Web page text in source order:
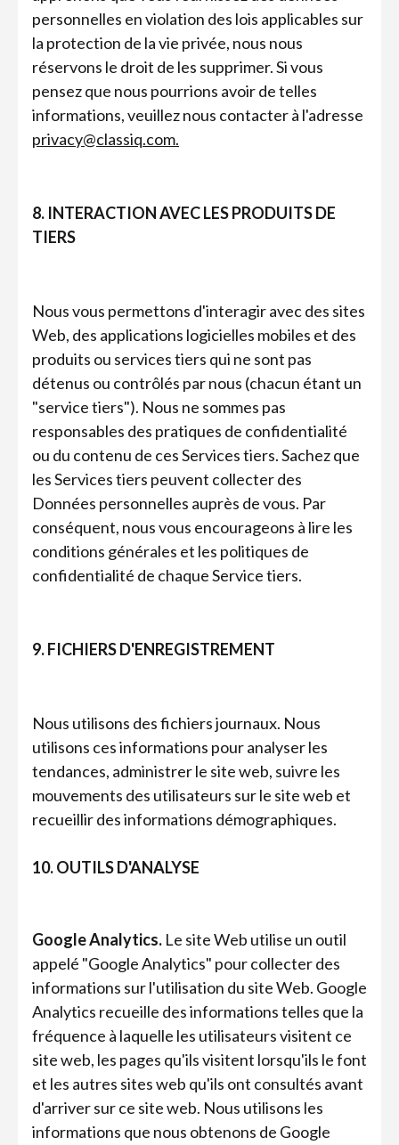
personnelles en violation des lois applicables sur
la protection de la vie privée, nous nous
réservons le droit de les supprimer. Si vous
pensez que nous pourrions avoir de telles
informations, veuillez nous contacter à l'adresse
privacy@classiq.com.
8. INTERACTION AVEC LES PRODUITS DE
TIERS
Nous vous permettons d'interagir avec des sites
Web, des applications logicielles mobiles et des
produits ou services tiers qui ne sont pas
détenus ou contrôlés par nous (chacun étant un
"service tiers"). Nous ne sommes pas
responsables des pratiques de confidentialité
ou du contenu de ces Services tiers. Sachez que
les Services tiers peuvent collecter des
Données personnelles auprès de vous. Par
conséquent, nous vous encourageons à lire les
conditions générales et les politiques de
confidentialité de chaque Service tiers.
9. FICHIERS D'ENREGISTREMENT
Nous utilisons des fichiers journaux. Nous
utilisons ces informations pour analyser les
tendances, administrer le site web, suivre les
mouvements des utilisateurs sur le site web et
recueillir des informations démographiques.
10. OUTILS D'ANALYSE
Google Analytics. Le site Web utilise un outil
appelé "Google Analytics" pour collecter des
informations sur l'utilisation du site Web. Google
Analytics recueille des informations telles que la
fréquence à laquelle les utilisateurs visitent ce
site web, les pages qu'ils visitent lorsqu'ils le font
et les autres sites web qu'ils ont consultés avant
d'arriver sur ce site web. Nous utilisons les
informations que nous obtenons de Google